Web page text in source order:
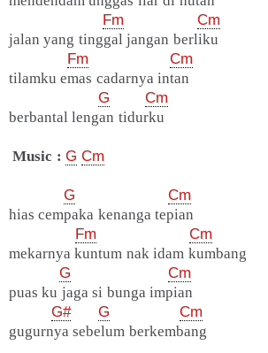
Fm
Cm
jalan yang tinggal jangan berliku
Fm
Cm
tilamku emas cadarnya intan
G
Cm
berbantal lengan tidurku
Music : G Cm
G
Cm
hias cempaka kenanga tepian
Fm
Cm
mekarnya kuntum nak idam kumbang
G
Cm
puas ku jaga si bunga impian
G#
G
Cm
gugurnya sebelum berkembang